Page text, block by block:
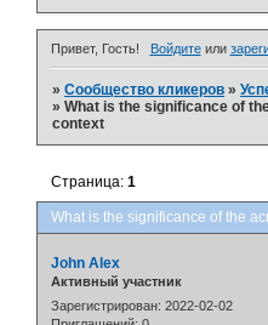
Привет, Гость! Войдитеили
»Сообщество кликеров »
»What is the significance of
context
What is the significance of the
Страница:1
John Alex
Активный участник
Зарегистрирован: 2022-02-02